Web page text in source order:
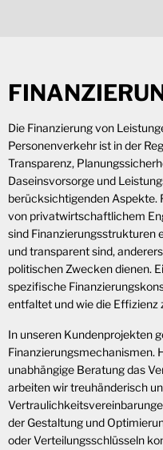
Die Finanzierung von
Personenverkehr ist in der
Transparenz,
Daseinsvorsorge und
berücksichtigenden Aspekte.
von privatwirtschaftlichem
sind Finanzierungsstrukturen
und transparent sind,
politischen Zwecken dienen.
spezifische
entfaltet und wie die Effizienz
In unseren Kundenprojekten
Finanzierungsmechanismen.
unabhängige Beratung das
arbeiten wir treuhänderisch
der Gestaltung und
oder Verteilungsschlüsseln